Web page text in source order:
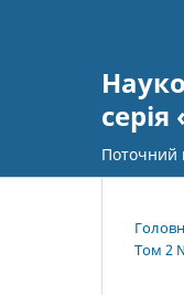
серія
Поточний
Том 2